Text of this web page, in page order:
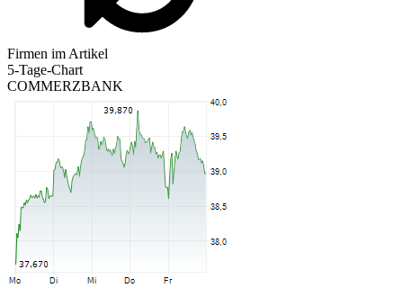
Firmen im Artikel
5-Tage-Chart
COMMERZBANK